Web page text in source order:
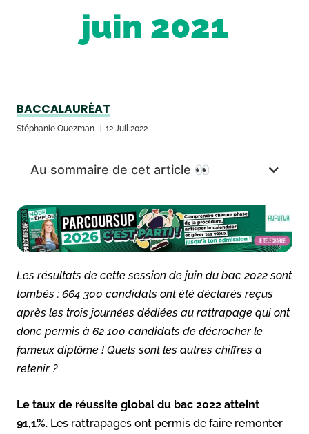
juin 2021
BACCALAURÉAT
Stéphanie Ouezman 12 Juil 2022
Au sommaire de cet article 👀
Les résultats de cette session de juin du bac 2022 sont
tombés : 664 300 candidats ont été déclarés reçus
après les trois journées dédiées au rattrapage qui ont
donc permis à 62 100 candidats de décrocher le
fameux diplôme ! Quels sont les autres chiffres à
retenir ?
Le taux de réussite global du bac 2022 atteint
91,1%. Les rattrapages ont permis de faire remonter